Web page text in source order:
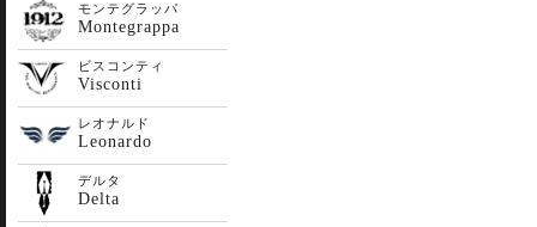
モンテグラッパ
Montegrappa
ビスコンティ
Visconti
レオナルド
Leonardo
デルタ
Delta